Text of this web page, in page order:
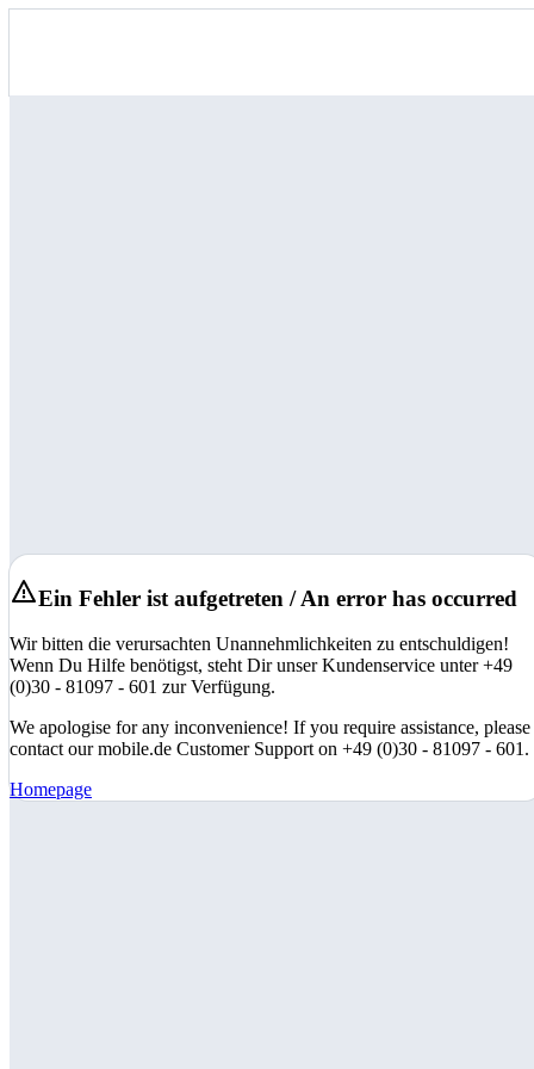
Ein Fehler ist aufgetreten / An error has occurred
Wir bitten die verursachten Unannehmlichkeiten zu entschuldigen!
Wenn Du Hilfe benötigst, steht Dir unser Kundenservice unter +49
(0)30 - 81097 - 601 zur Verfügung.
We apologise for any inconvenience! If you require assistance, please
contact our mobile.de Customer Support on +49 (0)30 - 81097 - 601.
Homepage